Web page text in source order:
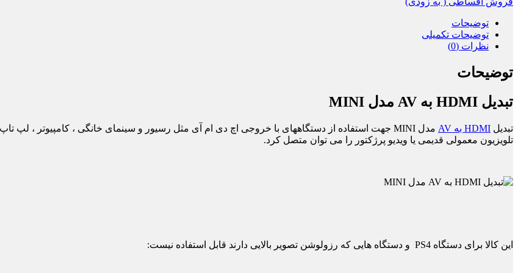
AV
مدل
MINI
عدد
توضیحات
توضیحات تکمیلی
نظرات (0)
توضیحات
تبدیل HDMI به AV مدل MINI
تبدیل HDMI به AV مدل MINI جهت استفاده از دستگاههای با خروجی اچ دی ام آی مثل رسیور و سینمای خانگی ، کامپیوتر ، لپ تاپ و … را به دستگاههای دارای ورودی
تلویزیون معمولی قدیمی یا ویدیو پرژکتور را می توان متصل کرد.
این کالا برای دستگاه PS4 و دستگاه هایی که رزولوشن تصویر بالایی دارند قابل استفاده نیست: